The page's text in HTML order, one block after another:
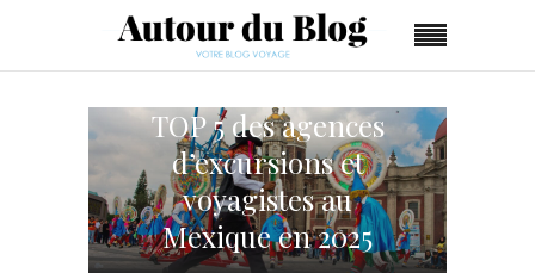
TOP 5 des agences
d’excursions et
voyagistes au
Mexique en 2025